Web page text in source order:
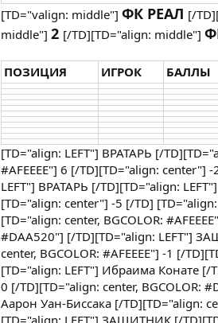
[TD="valign: middle"] ФК РЕАЛ [/
middle"] 2 [/TD][TD="align: middle"]
ПОЗИЦИЯ ИГРОК БАЛЛЫ
[TD="align: LEFT"] ВРАТАРЬ [/
#AFEEEE"] 6 [/TD][TD="align: center"]
LEFT"] ВРАТАРЬ [/TD][TD="align:
[TD="align: center"] -5 [/TD]
[TD="align: center, BGCOLOR:
#DAA520"] [/TD][TD="align: LEFT"]
center, BGCOLOR: #AFEEEE"] -1 [/
[TD="align: LEFT"] Ибраима Конате [/
0 [/TD][TD="align: center, BGCOLOR:
Аарон Уан-Биссака [/TD][TD="align:
[TD="align: LEFT"] ЗАЩИТНИК [/